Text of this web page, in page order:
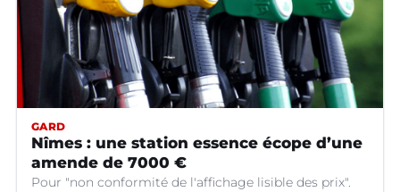
GARD
Nîmes : une station essence écope d’une
amende de 7000 €
Pour "non conformité de l'affichage lisible des prix".